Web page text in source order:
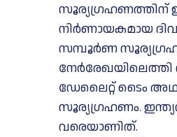
സൂര്യഗ്രഹണത്തിന്
നിർണായകമായ
സമ്പൂർണ
ഡേലൈറ്റ് ടൈം
സൂര്യഗ്രഹണം.
വരെയാണിത്.